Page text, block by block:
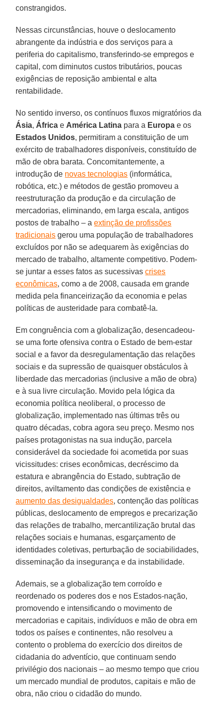
constrangidos.
Nessas circunstâncias, houve o deslocamento
abrangente da indústria e dos serviços para a
periferia do capitalismo, transferindo-se empregos e
capital, com diminutos custos tributários, poucas
exigências de reposição ambiental e alta
rentabilidade.
No sentido inverso, os contínuos fluxos migratórios da
Ásia, África e América Latina para a Europa e os
Estados Unidos, permitiram a constituição de um
exército de trabalhadores disponíveis, constituído de
mão de obra barata. Concomitantemente, a
introdução de novas tecnologias (informática,
robótica, etc.) e métodos de gestão promoveu a
reestruturação da produção e da circulação de
mercadorias, eliminando, em larga escala, antigos
postos de trabalho – aextinção de profissões
tradicionais gerou uma população de trabalhadores
excluídos por não se adequarem às exigências do
mercado de trabalho, altamente competitivo. Podem-
se juntar a esses fatos as sucessivascrises
econômicas, como a de 2008, causada em grande
medida pela financeirização da economia e pelas
políticas de austeridade para combatê-la.
Em congruência com a globalização, desencadeou-
se uma forte ofensiva contra o Estado de bem-estar
social e a favor da desregulamentação das relações
sociais e da supressão de quaisquer obstáculos à
liberdade das mercadorias (inclusive a mão de obra)
e à sua livre circulação. Movido pela lógica da
economia política neoliberal, o processo de
globalização, implementado nas últimas três ou
quatro décadas, cobra agora seu preço. Mesmo nos
países protagonistas na sua indução, parcela
considerável da sociedade foi acometida por suas
vicissitudes: crises econômicas, decréscimo da
estatura e abrangência do Estado, subtração de
direitos, aviltamento das condições de existência e
aumento das desigualdades, contenção das políticas
públicas, deslocamento de empregos e precarização
das relações de trabalho, mercantilização brutal das
relações sociais e humanas, esgarçamento de
identidades coletivas, perturbação de sociabilidades,
disseminação da insegurança e da instabilidade.
Ademais, se a globalização tem corroído e
reordenado os poderes dos e nos Estados-nação,
promovendo e intensificando o movimento de
mercadorias e capitais, indivíduos e mão de obra em
todos os países e continentes, não resolveu a
contento o problema do exercício dos direitos de
cidadania do adventício, que continuam sendo
privilégio dos nacionais – ao mesmo tempo que criou
um mercado mundial de produtos, capitais e mão de
obra, não criou o cidadão do mundo.